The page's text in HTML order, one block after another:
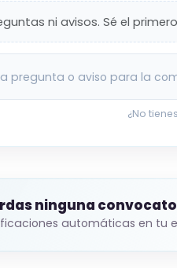
ni avisos. Sé el
pregunta o aviso para la
¿No
ninguna
automáticas en tu